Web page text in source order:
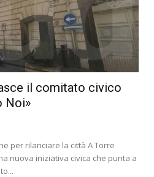
il comitato civico
Noi»
per rilanciare la città A Torre
nuova iniziativa civica che punta a